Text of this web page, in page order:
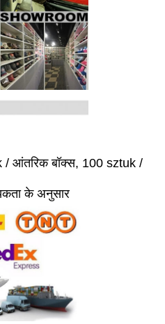
/ आंतरिक बॉक्स, 100 sztuk /
के अनुसार